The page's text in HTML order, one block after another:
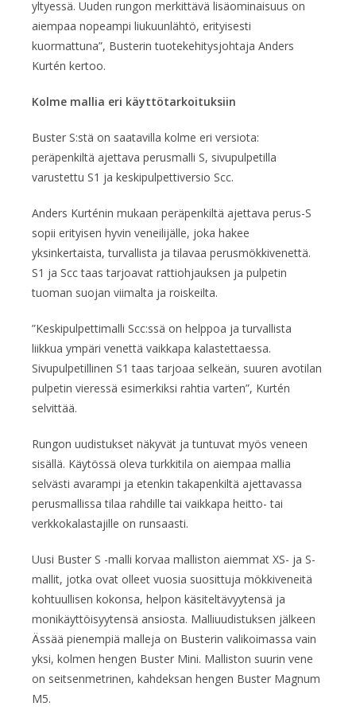
yltyessä. Uuden rungon merkittävä lisäominaisuus on
aiempaa nopeampi liukuunlähtö, erityisesti
kuormattuna”, Busterin tuotekehitysjohtaja Anders
Kurtén kertoo.
Kolme mallia eri käyttötarkoituksiin
Buster S:stä on saatavilla kolme eri versiota:
peräpenkiltä ajettava perusmalli S, sivupulpetilla
varustettu S1 ja keskipulpettiversio Scc.
Anders Kurténin mukaan peräpenkiltä ajettava perus-S
sopii erityisen hyvin veneilijälle, joka hakee
yksinkertaista, turvallista ja tilavaa perusmökkivenettä.
S1 ja Scc taas tarjoavat rattiohjauksen ja pulpetin
tuoman suojan viimalta ja roiskeilta.
”Keskipulpettimalli Scc:ssä on helppoa ja turvallista
liikkua ympäri venettä vaikkapa kalastettaessa.
Sivupulpetillinen S1 taas tarjoaa selkeän, suuren avotilan
pulpetin vieressä esimerkiksi rahtia varten”, Kurtén
selvittää.
Rungon uudistukset näkyvät ja tuntuvat myös veneen
sisällä. Käytössä oleva turkkitila on aiempaa mallia
selvästi avarampi ja etenkin takapenkiltä ajettavassa
perusmallissa tilaa rahdille tai vaikkapa heitto- tai
verkkokalastajille on runsaasti.
Uusi Buster S -malli korvaa malliston aiemmat XS- ja S-
mallit, jotka ovat olleet vuosia suosittuja mökkiveneitä
kohtuullisen kokonsa, helpon käsiteltävyytensä ja
monikäyttöisyytensä ansiosta. Malliuudistuksen jälkeen
Ässää pienempiä malleja on Busterin valikoimassa vain
yksi, kolmen hengen Buster Mini. Malliston suurin vene
on seitsenmetrinen, kahdeksan hengen Buster Magnum
M5.